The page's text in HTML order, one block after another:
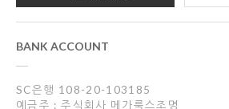
BANK ACCOUNT
SC은행 108-20-103185
예금주 : 주식회사 메가룩스조명